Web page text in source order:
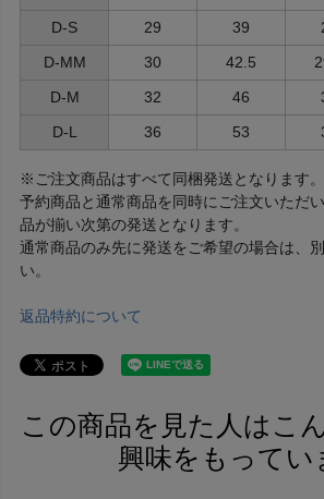
D-S
29 39
D-MM
30 42.5
D-M
32 46
D-L
36 53
※ご注文商品はすべて同梱発送となります。
予約商品と通常商品を同時にご注文いただ
品が揃い次第の発送となります。
通常商品のみ先に発送をご希望の場合は、
い。
返品特約について
この商品を見た人はこ
興味をもってい